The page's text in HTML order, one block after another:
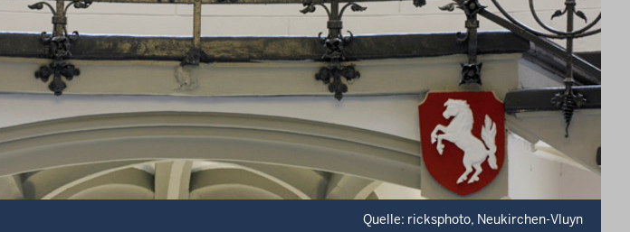
Quelle: ricksphoto, Neukirchen-Vluyn